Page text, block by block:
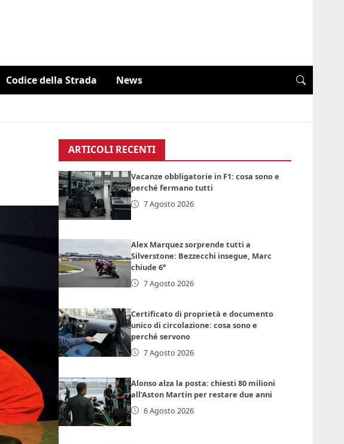
Codice della Strada News
ARTICOLI RECENTI
Vacanze obbligatorie in F1: cosa sono e
perché fermano tutti
7 Agosto 2026
Alex Marquez sorprende tutti a
Silverstone: Bezzecchi insegue, Marc
chiude 6°
7 Agosto 2026
Certificato di proprietà e documento
unico di circolazione: cosa sono e
perché servono
7 Agosto 2026
Alonso alza la posta: chiesti 80 milioni
all’Aston Martin per restare due anni
6 Agosto 2026